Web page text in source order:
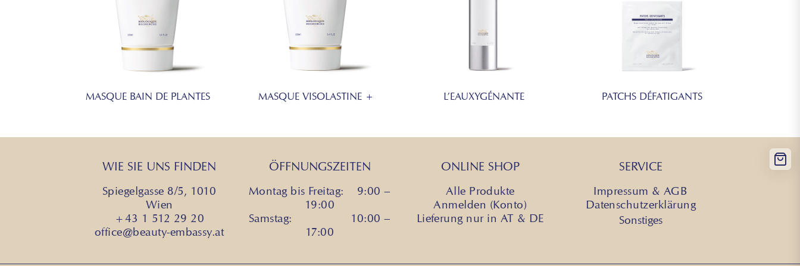
MASQUE BAIN DE PLANTES MASQUE VISOLASTINE + L’EAUXYGÉNANTE PATCHS DÉFATIGANTS
WIE SIE UNS FINDEN
Spiegelgasse 8/5, 1010
Wien
+43 1 512 29 20
office@beauty-embassy.at
ÖFFNUNGSZEITEN
Montag bis Freitag: 9:00 –
19:00
Samstag: 10:00 –
17:00
ONLINE SHOP
Alle Produkte
Anmelden (Konto)
Lieferung nur in AT & DE
SERVICE
Impressum & AGB
Datenschutzerklärung
Sonstiges